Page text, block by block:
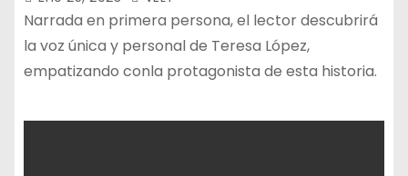
Narrada en primera persona, el lector descubrirá
la voz única y personal de Teresa López,
empatizando conla protagonista de esta historia.